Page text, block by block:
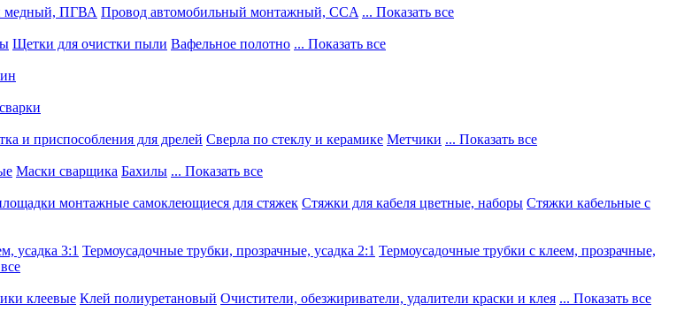
медный, ПГВА Провод автомобильный монтажный, CCA ... Показать все
Щетки для очистки пыли Вафельное полотно ... Показать все
и приспособления для дрелей Сверла по стеклу и керамике Метчики ... Показать все
Маски сварщика Бахилы ... Показать все
монтажные самоклеющиеся для стяжек Стяжки для кабеля цветные, наборы Стяжки кабельные с
усадка 3:1 Термоусадочные трубки, прозрачные, усадка 2:1 Термоусадочные трубки с клеем, прозрачные,
клеевые Клей полиуретановый Очистители, обезжириватели, удалители краски и клея ... Показать все